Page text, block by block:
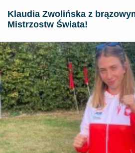
Klaudia Zwolińska z
Mistrzostw Świata!